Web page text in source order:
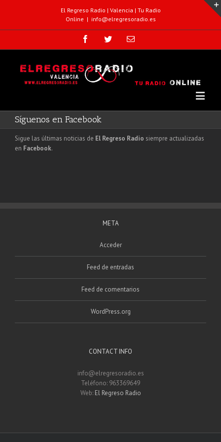
El Regreso Radio | Valencia | Tu Radio
Online | info@elregresoradio.es
Síguenos en Facebook
Sigue las últimas noticias de El Regreso Radio siempre actualizadas
en Facebook.
META
Acceder
Feed de entradas
Feed de comentarios
WordPress.org
CONTACT INFO
info@elregresoradio.es
Teléfono: 963369649
Web: El Regreso Radio